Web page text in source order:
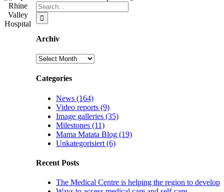
Search
for:
Archiv
Archiv
Categories
News (164)
Video reports (9)
Image galleries (35)
Milestones (11)
Mama Matata Blog (19)
Unkategorisiert (6)
Recent Posts
The Medical Centre is helping the region to develop
Rhine
Valley
Hospital